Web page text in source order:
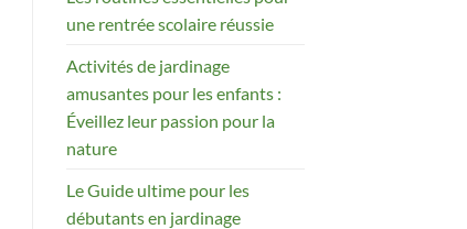
une rentrée scolaire réussie
Activités de jardinage
amusantes pour les enfants :
Éveillez leur passion pour la
nature
Le Guide ultime pour les
débutants en jardinage